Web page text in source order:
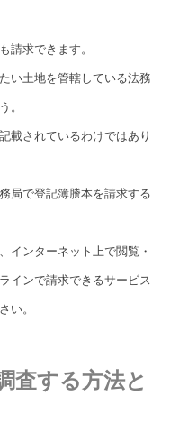
請求できます。
い土地を管轄している法務
。
載されているわけではあり
局で登記簿謄本を請求する
インターネット上で閲覧・
インで請求できるサービス
い。
査する方法と